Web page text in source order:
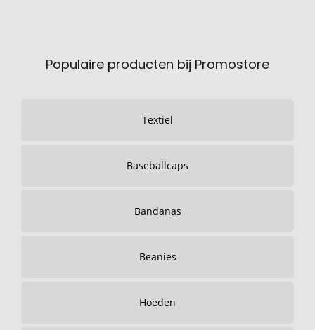
Populaire producten bij Promostore
Textiel
Baseballcaps
Bandanas
Beanies
Hoeden